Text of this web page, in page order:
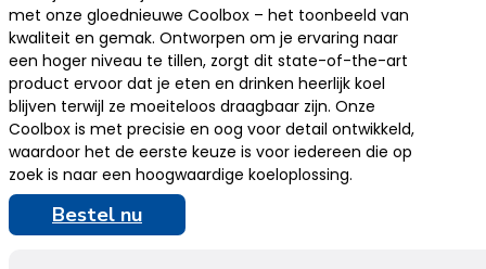
met onze gloednieuwe Coolbox – het toonbeeld van
kwaliteit en gemak. Ontworpen om je ervaring naar
een hoger niveau te tillen, zorgt dit state-of-the-art
product ervoor dat je eten en drinken heerlijk koel
blijven terwijl ze moeiteloos draagbaar zijn. Onze
Coolbox is met precisie en oog voor detail ontwikkeld,
waardoor het de eerste keuze is voor iedereen die op
zoek is naar een hoogwaardige koeloplossing.
Bestel nu